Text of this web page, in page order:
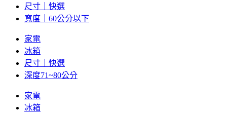
尺寸｜快選
寬度｜60公分以下
家電
冰箱
尺寸｜快選
深度71~80公分
家電
冰箱